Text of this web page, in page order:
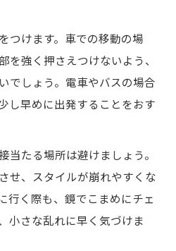
つけます。車での移動の場
を強く押さえつけないよう、
でしょう。電車やバスの場合
し早めに出発することをおす
当たる場所は避けましょう。
せ、スタイルが崩れやすくな
行く際も、鏡でこまめにチェ
小さな乱れに早く気づけま